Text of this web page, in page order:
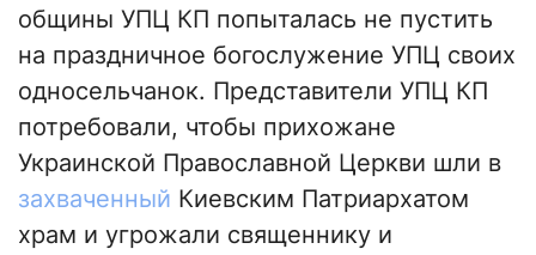
общины УПЦ КП попыталась не пустить
на праздничное богослужение УПЦ своих
односельчанок. Представители УПЦ КП
потребовали, чтобы прихожане
Украинской Православной Церкви шли в
захваченный Киевским Патриархатом
храм и угрожали священнику и